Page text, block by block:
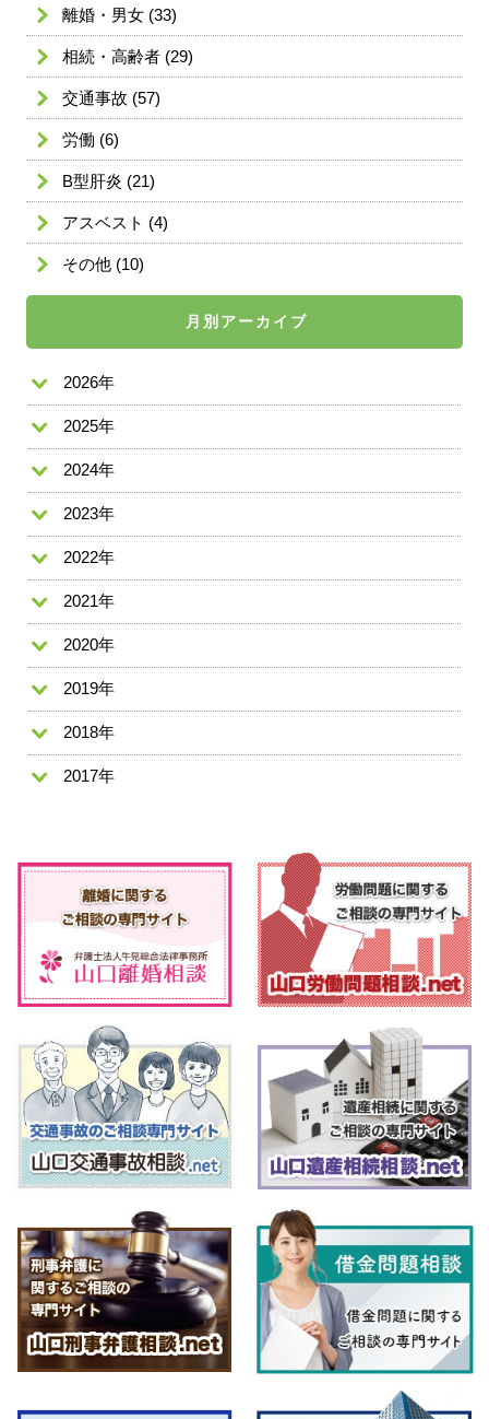
離婚・男女 (33)
相続・高齢者 (29)
交通事故 (57)
労働 (6)
B型肝炎 (21)
アスベスト (4)
その他 (10)
月別アーカイブ
2026年
2025年
2024年
2023年
2022年
2021年
2020年
2019年
2018年
2017年